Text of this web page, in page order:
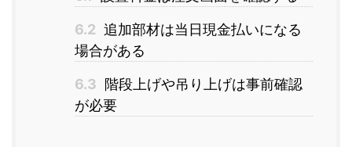
6.2 追加部材は当日現金払いになる
場合がある
6.3 階段上げや吊り上げは事前確認
が必要